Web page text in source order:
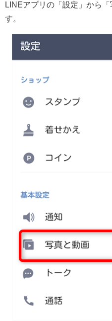
LINEアプリの「設定」から
す。